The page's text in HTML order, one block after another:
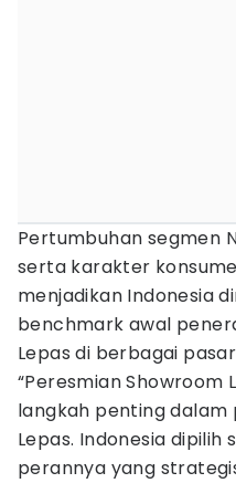
Pertumbuhan segmen
serta karakter
menjadikan Indonesia
benchmark awal
Lepas di berbagai
“Peresmian Showroom
langkah penting
Lepas. Indonesia
perannya yang